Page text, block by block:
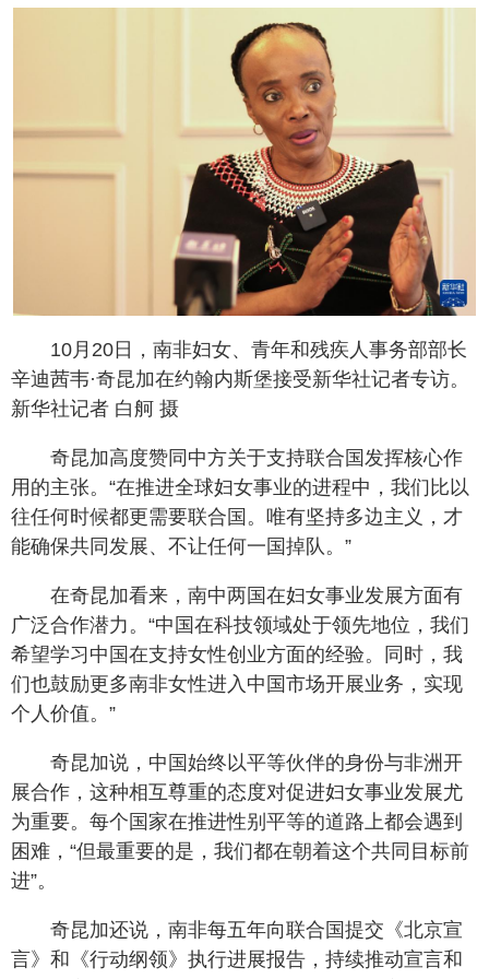
10月20日，南非妇女、青年和残疾人事务部部长
辛迪茜韦·奇昆加在约翰内斯堡接受新华社记者专访。
新华社记者 白舸 摄
奇昆加高度赞同中方关于支持联合国发挥核心作
用的主张。“在推进全球妇女事业的进程中，我们比以
往任何时候都更需要联合国。唯有坚持多边主义，才
能确保共同发展、不让任何一国掉队。”
在奇昆加看来，南中两国在妇女事业发展方面有
广泛合作潜力。“中国在科技领域处于领先地位，我们
希望学习中国在支持女性创业方面的经验。同时，我
们也鼓励更多南非女性进入中国市场开展业务，实现
个人价值。”
奇昆加说，中国始终以平等伙伴的身份与非洲开
展合作，这种相互尊重的态度对促进妇女事业发展尤
为重要。每个国家在推进性别平等的道路上都会遇到
困难，“但最重要的是，我们都在朝着这个共同目标前
进”。
奇昆加还说，南非每五年向联合国提交《北京宣
言》和《行动纲领》执行进展报告，持续推动宣言和